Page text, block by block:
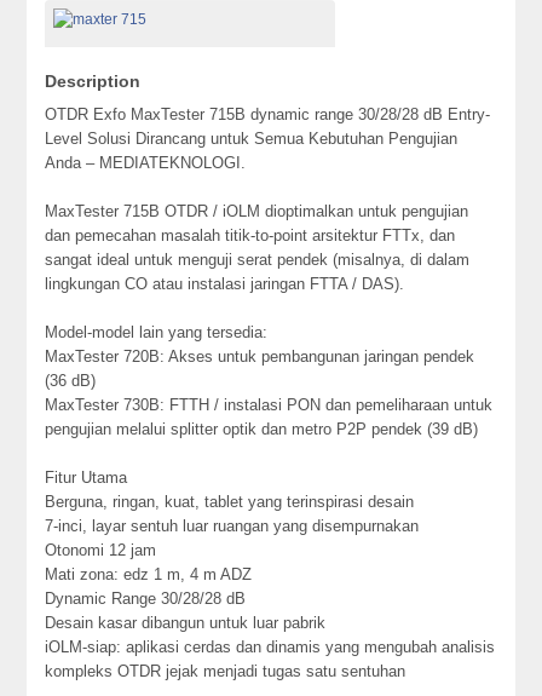
Description
OTDR Exfo MaxTester 715B dynamic range 30/28/28 dB Entry-
Level Solusi Dirancang untuk Semua Kebutuhan Pengujian
Anda – MEDIATEKNOLOGI.
MaxTester 715B OTDR / iOLM dioptimalkan untuk pengujian
dan pemecahan masalah titik-to-point arsitektur FTTx, dan
sangat ideal untuk menguji serat pendek (misalnya, di dalam
lingkungan CO atau instalasi jaringan FTTA / DAS).
Model-model lain yang tersedia:
MaxTester 720B: Akses untuk pembangunan jaringan pendek
(36 dB)
MaxTester 730B: FTTH / instalasi PON dan pemeliharaan untuk
pengujian melalui splitter optik dan metro P2P pendek (39 dB)
Fitur Utama
Berguna, ringan, kuat, tablet yang terinspirasi desain
7-inci, layar sentuh luar ruangan yang disempurnakan
Otonomi 12 jam
Mati zona: edz 1 m, 4 m ADZ
Dynamic Range 30/28/28 dB
Desain kasar dibangun untuk luar pabrik
iOLM-siap: aplikasi cerdas dan dinamis yang mengubah analisis
kompleks OTDR jejak menjadi tugas satu sentuhan